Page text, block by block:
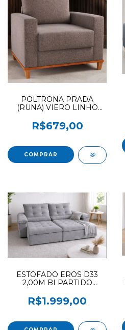
POLTRONA PRADA
(RUNA) VIERO LINHO
R$679,00
ESTOFADO EROS D33
2,00M BI PARTIDO
(F.L) OFERTAO
R$1.999,00